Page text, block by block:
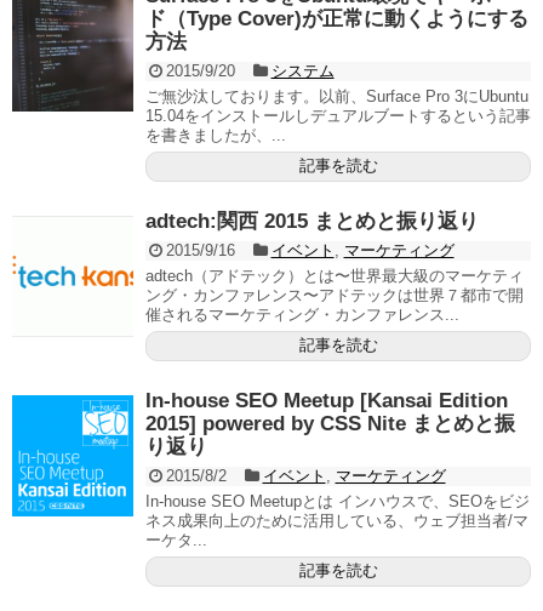
ド（Type Cover)が正常に動くようにする
方法
2015/9/20
システム
ご無沙汰しております。以前、Surface Pro 3にUbuntu
15.04をインストールしデュアルブートするという記事
を書きましたが、...
記事を読む
adtech:関西 2015 まとめと振り返り
2015/9/16 イベント , マーケティング
adtech（アドテック）とは〜世界最大級のマーケティ
ング・カンファレンス〜アドテックは世界７都市で開
催されるマーケティング・カンファレンス...
記事を読む
In-house SEO Meetup [Kansai Edition
2015] powered by CSS Nite まとめと振
り返り
2015/8/2 イベント , マーケティング
In-house SEO Meetupとは インハウスで、SEOをビジ
ネス成果向上のために活用している、ウェブ担当者/マ
ーケタ...
記事を読む